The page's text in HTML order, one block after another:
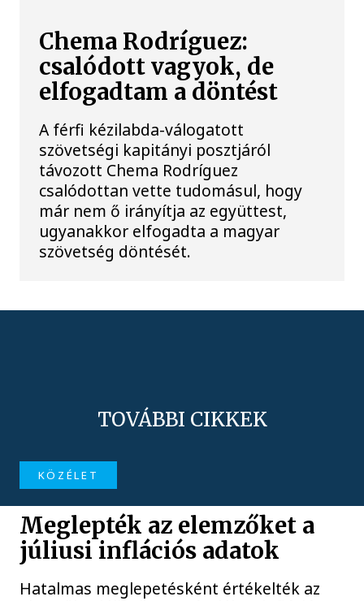
Chema Rodríguez:
csalódott vagyok, de
elfogadtam a döntést
A férfi kézilabda-válogatott
szövetségi kapitányi posztjáról
távozott Chema Rodríguez
csalódottan vette tudomásul, hogy
már nem ő irányítja az együttest,
ugyanakkor elfogadta a magyar
szövetség döntését.
TOVÁBBI CIKKEK
KÖZÉLET
Meglepték az elemzőket a
júliusi inflációs adatok
Hatalmas meglepetésként értékelték az